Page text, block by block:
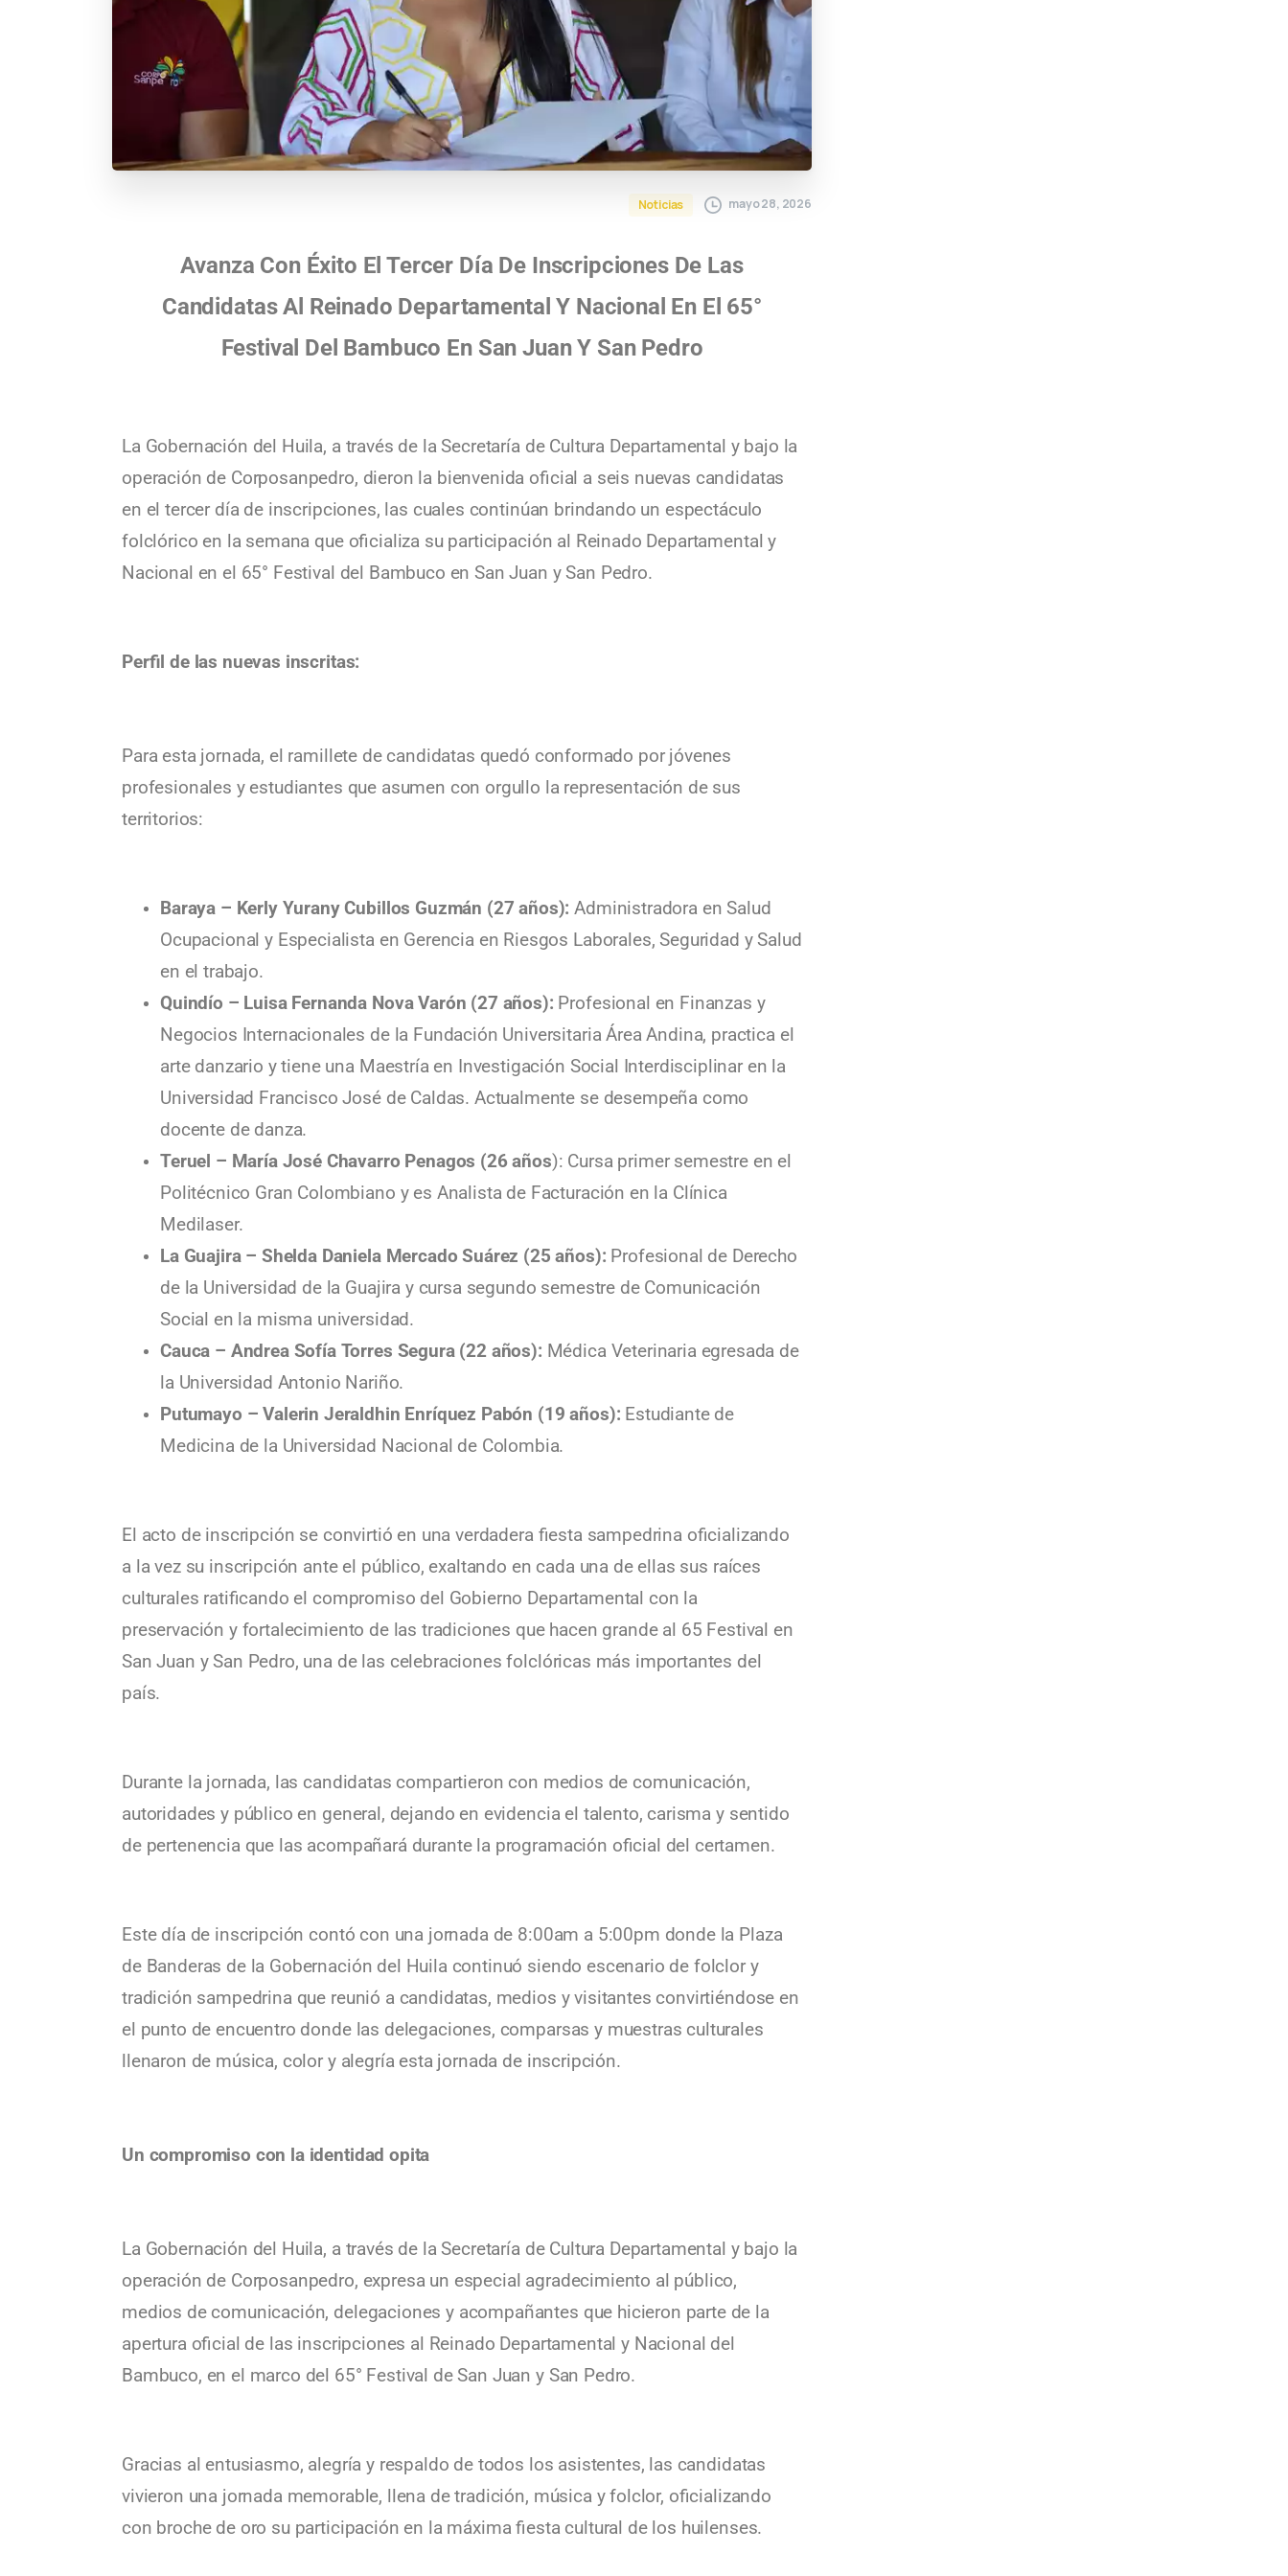
Noticias mayo 28, 2026
Avanza Con Éxito El Tercer Día De Inscripciones De Las
Candidatas Al Reinado Departamental Y Nacional En El 65°
Festival Del Bambuco En San Juan Y San Pedro
La Gobernación del Huila, a través de la Secretaría de Cultura Departamental y bajo la
operación de Corposanpedro, dieron la bienvenida oficial a seis nuevas candidatas
en el tercer día de inscripciones, las cuales continúan brindando un espectáculo
folclórico en la semana que oficializa su participación al Reinado Departamental y
Nacional en el 65° Festival del Bambuco en San Juan y San Pedro.
Perfil de las nuevas inscritas:
Para esta jornada, el ramillete de candidatas quedó conformado por jóvenes
profesionales y estudiantes que asumen con orgullo la representación de sus
territorios:
Baraya – Kerly Yurany Cubillos Guzmán (27 años):Administradora en Salud
Ocupacional y Especialista en Gerencia en Riesgos Laborales, Seguridad y Salud
en el trabajo.
Quindío – Luisa Fernanda Nova Varón (27 años): Profesional en Finanzas y
Negocios Internacionales de la Fundación Universitaria Área Andina, practica el
arte danzario y tiene una Maestría en Investigación Social Interdisciplinar en la
Universidad Francisco José de Caldas. Actualmente se desempeña como
docente de danza.
Teruel – María José Chavarro Penagos (26 años): Cursa primer semestre en el
Politécnico Gran Colombiano y es Analista de Facturación en la Clínica
Medilaser.
La Guajira – Shelda Daniela Mercado Suárez (25 años): Profesional de Derecho
de la Universidad de la Guajira y cursa segundo semestre de Comunicación
Social en la misma universidad.
Cauca – Andrea Sofía Torres Segura (22 años): Médica Veterinaria egresada de
la Universidad Antonio Nariño.
Putumayo – Valerin Jeraldhin Enríquez Pabón (19 años): Estudiante de
Medicina de la Universidad Nacional de Colombia.
El acto de inscripción se convirtió en una verdadera fiesta sampedrina oficializando
a la vez su inscripción ante el público, exaltando en cada una de ellas sus raíces
culturales ratificando el compromiso del Gobierno Departamental con la
preservación y fortalecimiento de las tradiciones que hacen grande al 65 Festival en
San Juan y San Pedro, una de las celebraciones folclóricas más importantes del
país.
Durante la jornada, las candidatas compartieron con medios de comunicación,
autoridades y público en general, dejando en evidencia el talento, carisma y sentido
de pertenencia que las acompañará durante la programación oficial del certamen.
Este día de inscripción contó con una jornada de 8:00am a 5:00pm donde la Plaza
de Banderas de la Gobernación del Huila continuó siendo escenario de folclor y
tradición sampedrina que reunió a candidatas, medios y visitantes convirtiéndose en
el punto de encuentro donde las delegaciones, comparsas y muestras culturales
llenaron de música, color y alegría esta jornada de inscripción.
Un compromiso con la identidad opita
La Gobernación del Huila, a través de la Secretaría de Cultura Departamental y bajo la
operación de Corposanpedro, expresa un especial agradecimiento al público,
medios de comunicación, delegaciones y acompañantes que hicieron parte de la
apertura oficial de las inscripciones al Reinado Departamental y Nacional del
Bambuco, en el marco del 65° Festival de San Juan y San Pedro.
Gracias al entusiasmo, alegría y respaldo de todos los asistentes, las candidatas
vivieron una jornada memorable, llena de tradición, música y folclor, oficializando
con broche de oro su participación en la máxima fiesta cultural de los huilenses.